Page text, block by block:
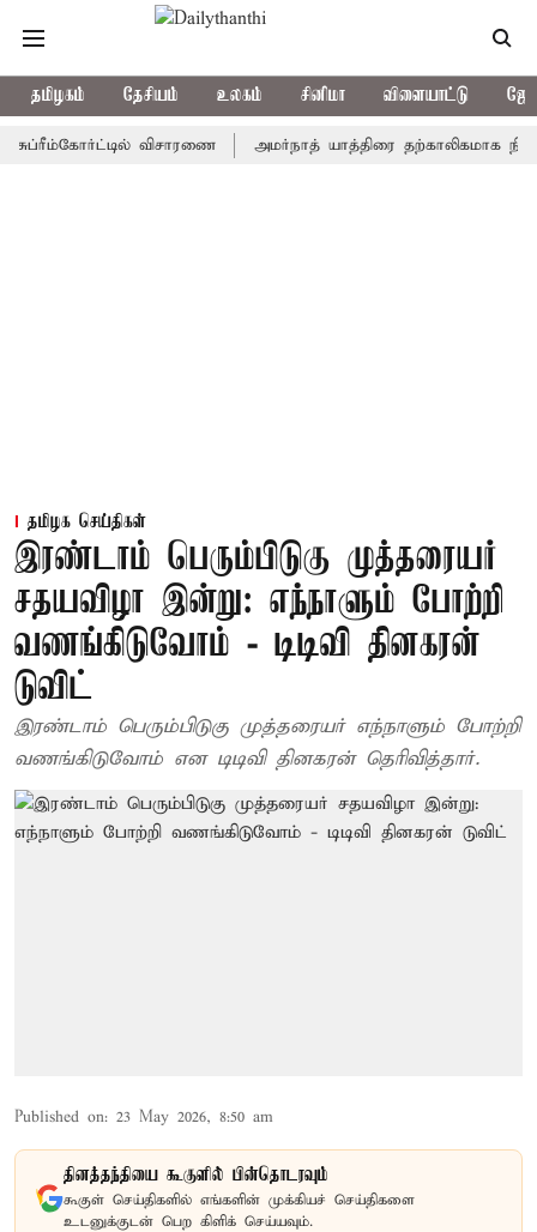
தமிழகம் தேசியம் உலகம் சினிமா விளையாட்டு
விசாரணை அமர்நாத் யாத்திரை தற்காலிகமாக நிறுத்தம்
தமிழக செய்திகள்
இரண்டாம் பெரும்பிடுகு முத்தரையர்
சதயவிழா இன்று: எந்நாளும் போற்றி
வணங்கிடுவோம் - டிடிவி தினகரன்
டுவிட்
இரண்டாம் பெரும்பிடுகு முத்தரையர் எந்நாளும் போற்றி
வணங்கிடுவோம் என டிடிவி தினகரன் தெரிவித்தார்.
Published on: 23 May 2026, 8:50 am
தினத்தந்தியை கூகுளில் பின்தொடரவும்
கூகுள் செய்திகளில் எங்களின் முக்கியச் செய்திகளை
உடனுக்குடன் பெற கிளிக் செய்யவும்.